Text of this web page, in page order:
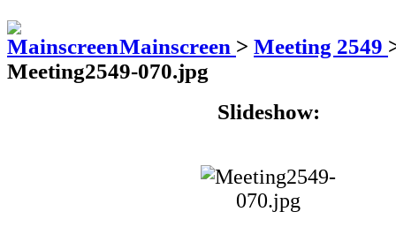
Mainscreen > Meeting 2549
Meeting2549-070.jpg
Slideshow: